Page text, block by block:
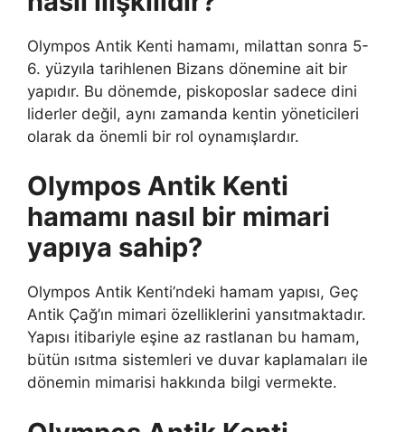
Olympos Antik Kenti hamamı, milattan sonra 5-
6. yüzyıla tarihlenen Bizans dönemine ait bir
yapıdır. Bu dönemde, piskoposlar sadece dini
liderler değil, aynı zamanda kentin yöneticileri
olarak da önemli bir rol oynamışlardır.
Olympos Antik Kenti
hamamı nasıl bir mimari
yapıya sahip?
Olympos Antik Kenti’ndeki hamam yapısı, Geç
Antik Çağ’ın mimari özelliklerini yansıtmaktadır.
Yapısı itibariyle eşine az rastlanan bu hamam,
bütün ısıtma sistemleri ve duvar kaplamaları ile
dönemin mimarisi hakkında bilgi vermekte.